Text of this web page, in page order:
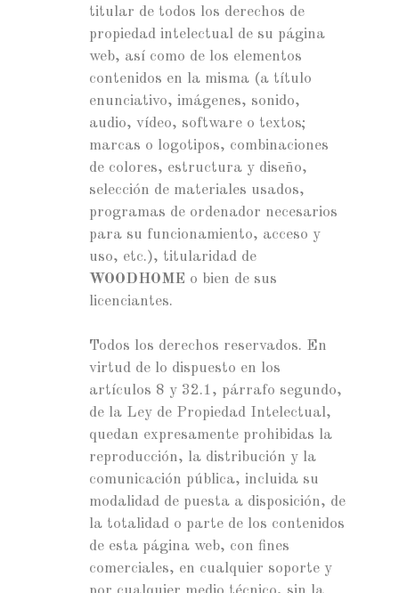
titular de todos los derechos de
propiedad intelectual de su página
web, así como de los elementos
contenidos en la misma (a título
enunciativo, imágenes, sonido,
audio, vídeo, software o textos;
marcas o logotipos, combinaciones
de colores, estructura y diseño,
selección de materiales usados,
programas de ordenador necesarios
para su funcionamiento, acceso y
uso, etc.), titularidad de
WOODHOME o bien de sus
licenciantes.
Todos los derechos reservados. En
virtud de lo dispuesto en los
artículos 8 y 32.1, párrafo segundo,
de la Ley de Propiedad Intelectual,
quedan expresamente prohibidas la
reproducción, la distribución y la
comunicación pública, incluida su
modalidad de puesta a disposición, de
la totalidad o parte de los contenidos
de esta página web, con fines
comerciales, en cualquier soporte y